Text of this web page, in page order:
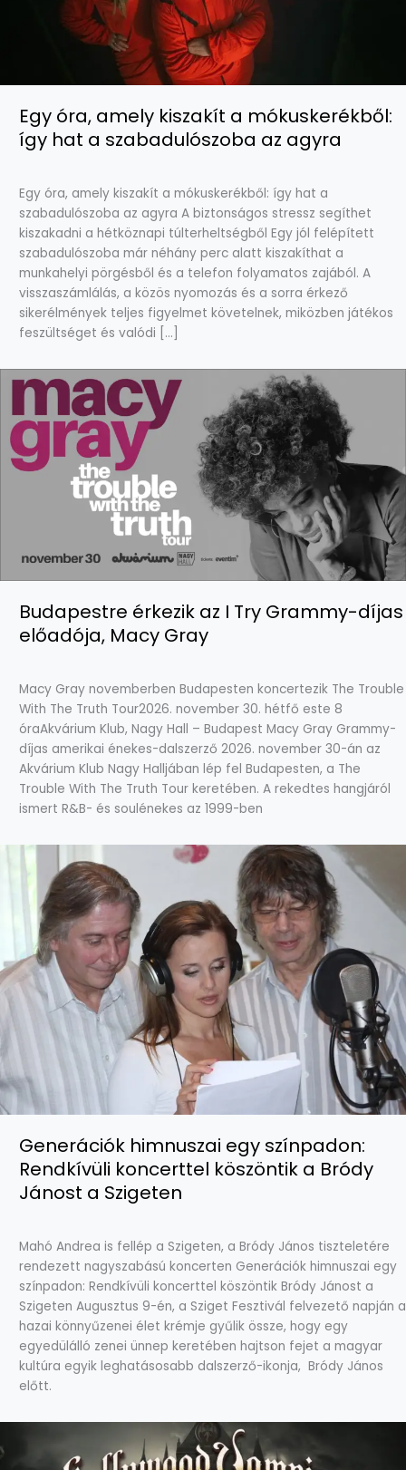
Egy óra, amely kiszakít a mókuskerékből:
így hat a szabadulószoba az agyra
Egy óra, amely kiszakít a mókuskerékből: így hat a
szabadulószoba az agyra A biztonságos stressz segíthet
kiszakadni a hétköznapi túlterheltségből Egy jól felépített
szabadulószoba már néhány perc alatt kiszakíthat a
munkahelyi pörgésből és a telefon folyamatos zajából. A
visszaszámlálás, a közös nyomozás és a sorra érkező
sikerélmények teljes figyelmet követelnek, miközben játékos
feszültséget és valódi […]
Budapestre érkezik az I Try Grammy-díjas
előadója, Macy Gray
Macy Gray novemberben Budapesten koncertezik The Trouble
With The Truth Tour2026. november 30. hétfő este 8
óraAkvárium Klub, Nagy Hall – Budapest Macy Gray Grammy-
díjas amerikai énekes-dalszerző 2026. november 30-án az
Akvárium Klub Nagy Halljában lép fel Budapesten, a The
Trouble With The Truth Tour keretében. A rekedtes hangjáról
ismert R&B- és soulénekes az 1999-ben
Generációk himnuszai egy színpadon:
Rendkívüli koncerttel köszöntik a Bródy
Jánost a Szigeten
Mahó Andrea is fellép a Szigeten, a Bródy János tiszteletére
rendezett nagyszabású koncerten Generációk himnuszai egy
színpadon: Rendkívüli koncerttel köszöntik Bródy Jánost a
Szigeten Augusztus 9-én, a Sziget Fesztivál felvezető napján a
hazai könnyűzenei élet krémje gyűlik össze, hogy egy
egyedülálló zenei ünnep keretében hajtson fejet a magyar
kultúra egyik leghatásosabb dalszerző-ikonja, Bródy János
előtt.